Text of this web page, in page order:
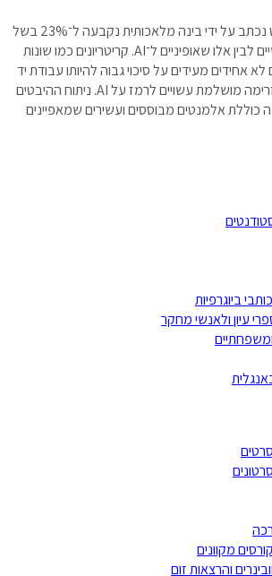
הערכת הסיכוי שהטקסט נכתב על ידי בינה מלאכותית נקבעה ל־23% בשל
האיזון בין מאפיינים אנושיים לבין אלו שאופיניים ל־AI. קריטריונים כמו שונות
לא אחידים מעידים על סיכוי גבוה להיותו עבודת יד
אנושית, בעוד חזרתיות וזרימה מושלמת עשויים לרמז על AI. ניתוח ההיבטים
אלמנטים מבוססים ועשירים שמאפיינים
ביוגרפיות
עיון ולאנשי מחקר
מקוונים
והרצאות זום